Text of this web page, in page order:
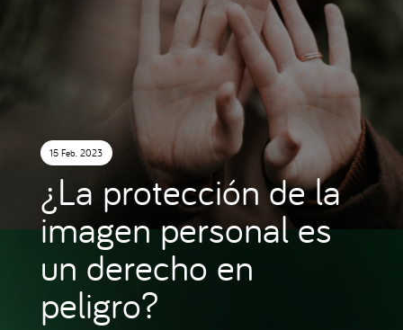
15 Feb. 2023
¿La protección de la
imagen personal es
un derecho en
peligro?